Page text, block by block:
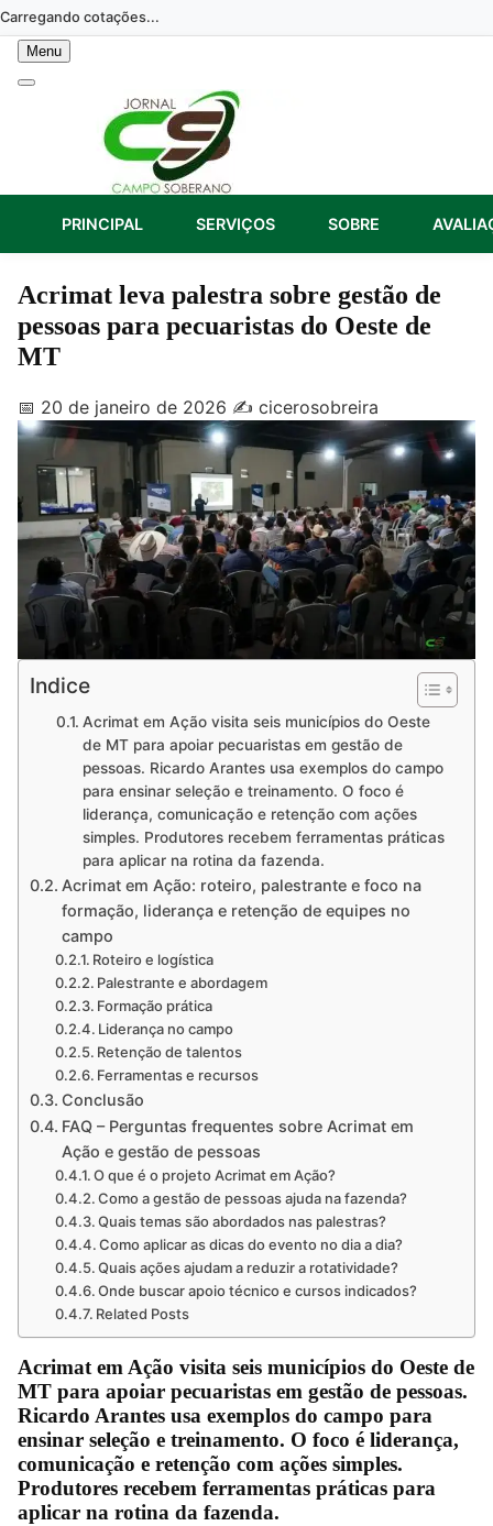
Skip
to
content
Carregando cotações...
Menu
PRINCIPAL SERVIÇOS SOBRE
Acrimat leva palestra sobre gestão de
pessoas para pecuaristas do Oeste de
MT
📅 20 de janeiro de 2026 ✍️ cicerosobreira
Indice
Acrimat em Ação visita seis municípios do Oeste
de MT para apoiar pecuaristas em gestão de
pessoas. Ricardo Arantes usa exemplos do campo
para ensinar seleção e treinamento. O foco é
liderança, comunicação e retenção com ações
simples. Produtores recebem ferramentas práticas
para aplicar na rotina da fazenda.
Acrimat em Ação: roteiro, palestrante e foco na
formação, liderança e retenção de equipes no
campo
Roteiro e logística
Palestrante e abordagem
Formação prática
Liderança no campo
Retenção de talentos
Ferramentas e recursos
Conclusão
FAQ – Perguntas frequentes sobre Acrimat em
Ação e gestão de pessoas
O que é o projeto Acrimat em Ação?
Como a gestão de pessoas ajuda na fazenda?
Quais temas são abordados nas palestras?
Como aplicar as dicas do evento no dia a dia?
Quais ações ajudam a reduzir a rotatividade?
Onde buscar apoio técnico e cursos indicados?
Related Posts
Acrimat em Ação visita seis municípios do Oeste de
MT para apoiar pecuaristas em gestão de pessoas.
Ricardo Arantes usa exemplos do campo para
ensinar seleção e treinamento. O foco é liderança,
comunicação e retenção com ações simples.
Produtores recebem ferramentas práticas para
aplicar na rotina da fazenda.